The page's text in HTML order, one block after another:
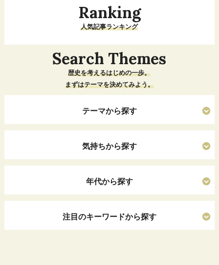
Ranking
人気記事ランキング
Search Themes
歴史を考えるはじめの一歩。
まずはテーマを決めてみよう。
テーマから探す
気持ちから探す
年代から探す
注目のキーワードから探す